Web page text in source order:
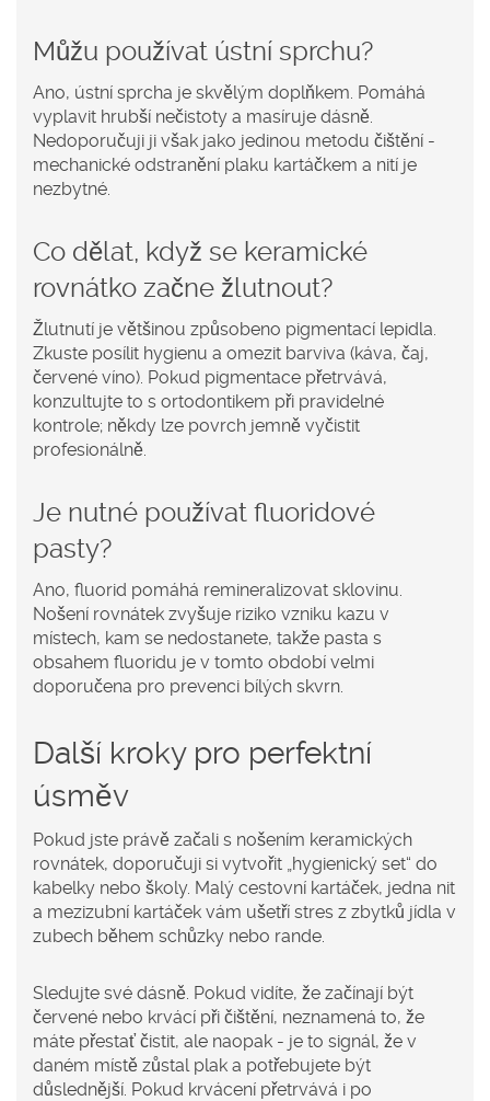
Můžu používat ústní sprchu?
Ano, ústní sprcha je skvělým doplňkem. Pomáhá
vyplavit hrubší nečistoty a masíruje dásně.
Nedoporučuji ji však jako jedinou metodu čištění -
mechanické odstranění plaku kartáčkem a nití je
nezbytné.
Co dělat, když se keramické
rovnátko začne žlutnout?
Žlutnutí je většinou způsobeno pigmentací lepidla.
Zkuste posílit hygienu a omezit barviva (káva, čaj,
červené víno). Pokud pigmentace přetrvává,
konzultujte to s ortodontikem při pravidelné
kontrole; někdy lze povrch jemně vyčistit
profesionálně.
Je nutné používat fluoridové
pasty?
Ano, fluorid pomáhá remineralizovat sklovinu.
Nošení rovnátek zvyšuje riziko vzniku kazu v
místech, kam se nedostanete, takže pasta s
obsahem fluoridu je v tomto období velmi
doporučena pro prevenci bílých skvrn.
Další kroky pro perfektní
úsměv
Pokud jste právě začali s nošením keramických
rovnátek, doporučuji si vytvořit „hygienický set“ do
kabelky nebo školy. Malý cestovní kartáček, jedna nit
a mezizubní kartáček vám ušetří stres z zbytků jídla v
zubech během schůzky nebo rande.
Sledujte své dásně. Pokud vidíte, že začínají být
červené nebo krvácí při čištění, neznamená to, že
máte přestať čistit, ale naopak - je to signál, že v
daném místě zůstal plak a potřebujete být
důslednější. Pokud krvácení přetrvává i po